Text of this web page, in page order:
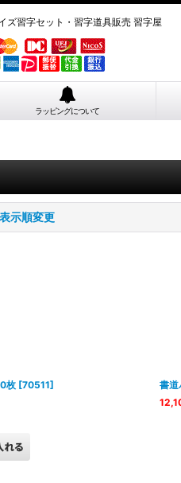
習字セット・習字道具販売 習字屋
ラッピングについて
表示順変更
枚 [70511]
書